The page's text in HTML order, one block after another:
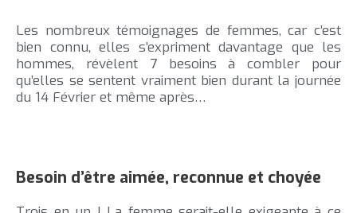
Les nombreux témoignages de femmes, car c’est
bien connu, elles s’expriment davantage que les
hommes, révèlent 7 besoins à combler pour
qu’elles se sentent vraiment bien durant la journée
du 14 Février et même après…
Besoin d’être aimée, reconnue et choyée